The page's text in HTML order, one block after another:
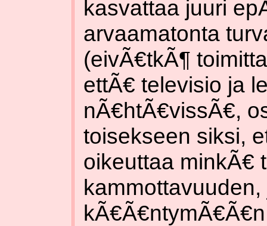
kasvattaa juuri
arvaamatonta
(eivÃ€tkÃ¶
ettÃ€ televisio ja
nÃ€htÃ€vissÃ€,
toisekseen siksi,
oikeuttaa minkÃ€